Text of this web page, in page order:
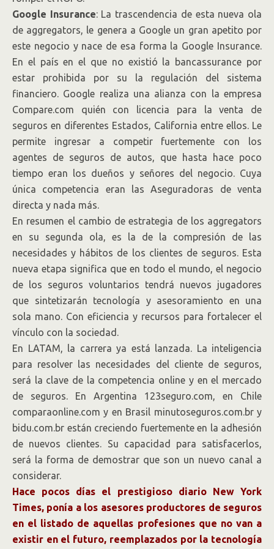
Google Insurance: La trascendencia de esta nueva ola
de aggregators, le genera a Google un gran apetito por
este negocio y nace de esa forma la Google Insurance.
En el país en el que no existió la bancassurance por
estar prohibida por su la regulación del sistema
financiero. Google realiza una alianza con la empresa
Compare.com quién con licencia para la venta de
seguros en diferentes Estados, California entre ellos. Le
permite ingresar a competir fuertemente con los
agentes de seguros de autos, que hasta hace poco
tiempo eran los dueños y señores del negocio. Cuya
única competencia eran las Aseguradoras de venta
directa y nada más.
En resumen el cambio de estrategia de los aggregators
en su segunda ola, es la de la compresión de las
necesidades y hábitos de los clientes de seguros. Esta
nueva etapa significa que en todo el mundo, el negocio
de los seguros voluntarios tendrá nuevos jugadores
que sintetizarán tecnología y asesoramiento en una
sola mano. Con eficiencia y recursos para fortalecer el
vínculo con la sociedad.
En LATAM, la carrera ya está lanzada. La inteligencia
para resolver las necesidades del cliente de seguros,
será la clave de la competencia online y en el mercado
de seguros. En Argentina 123seguro.com, en Chile
comparaonline.com y en Brasil minutoseguros.com.br y
bidu.com.br están creciendo fuertemente en la adhesión
de nuevos clientes. Su capacidad para satisfacerlos,
será la forma de demostrar que son un nuevo canal a
considerar.
Hace pocos días el prestigioso diario New York
Times, ponía a los asesores productores de seguros
en el listado de aquellas profesiones que no van a
existir en el futuro, reemplazados por la tecnología